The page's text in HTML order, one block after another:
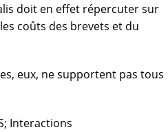
doit en effet répercuter sur
coûts des brevets et du
eux, ne supportent pas tous
Interactions